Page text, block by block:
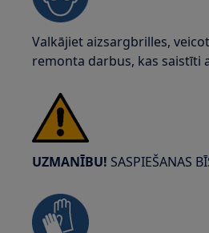
Valkājiet aizsargbrilles,
remonta darbus, kas saistīti
UZMANĪBU! SASPIEŠANAS